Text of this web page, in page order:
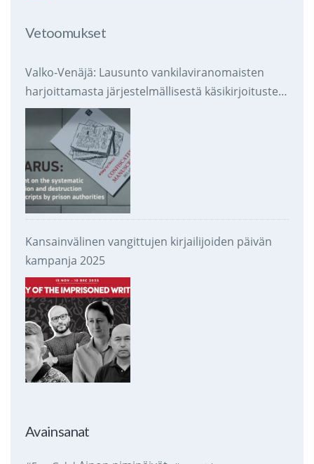
Vetoomukset
Valko-Venäjä: Lausunto vankilaviranomaisten
harjoittamasta järjestelmällisestä käsikirjoitusten
takavarikoinnista ja tuhoamisesta
Kansainvälinen vangittujen kirjailijoiden päivän
kampanja 2025
Avainsanat